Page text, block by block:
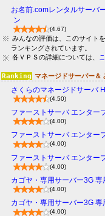
お名前.comレンタルサーバ
ン
(4.67)
みんなの評価は、このサイト
ランキングされています。
各ＶＰＳの詳細については、
マネージドサーバー＆
さくらのマネージドサーバ
(4.50)
ファーストサーバ エンター
(4.00)
ファーストサーバ エンター
(4.00)
ファーストサーバ エンター
(4.00)
カゴヤ・専用サーバー3G 専
(4.00)
カゴヤ・専用サーバー3G 専
(4.00)